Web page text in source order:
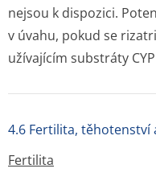
nejsou k dispozici.
v úvahu, pokud se
užívajícím substráty
4.6 Fertilita, těhotenství
Fertilita